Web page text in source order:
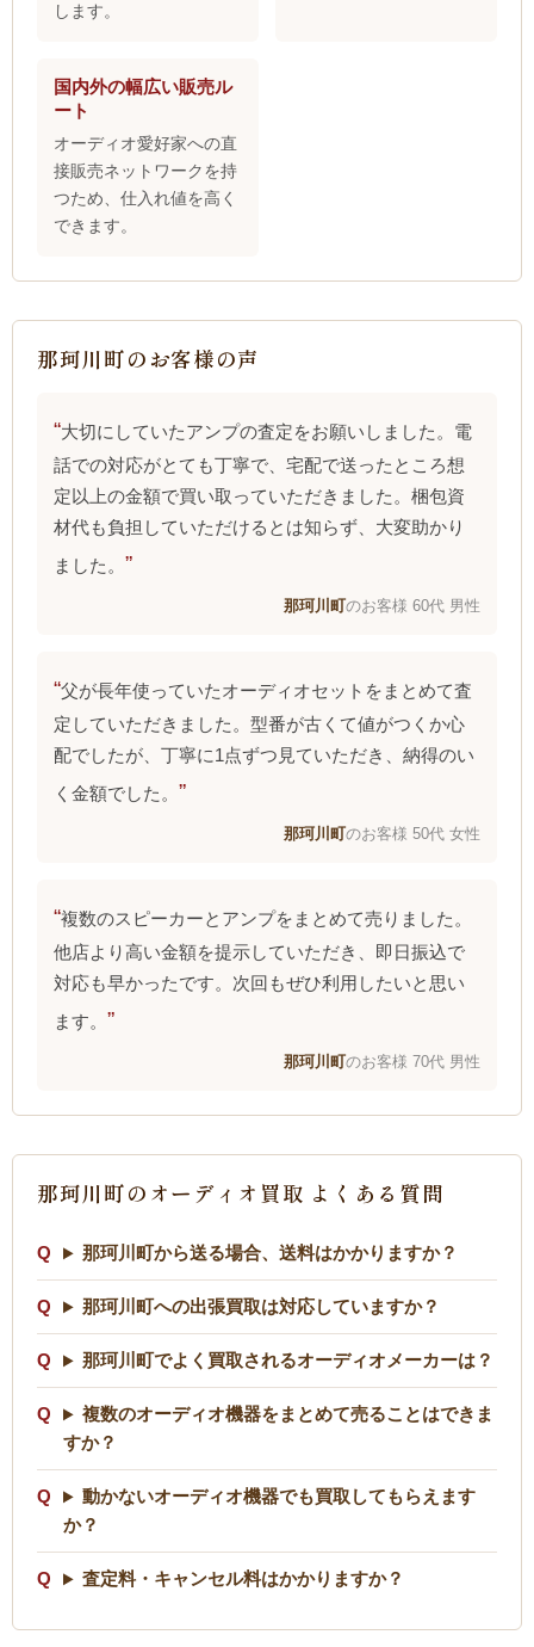
します。
国内外の幅広い販売ル
ート
オーディオ愛好家への直
接販売ネットワークを持
つため、仕入れ値を高く
できます。
那珂川町のお客様の声
大切にしていたアンプの査定をお願いしました。電
話での対応がとても丁寧で、宅配で送ったところ想
定以上の金額で買い取っていただきました。梱包資
材代も負担していただけるとは知らず、大変助かり
ました。
那珂川町のお客様 60代 男性
父が長年使っていたオーディオセットをまとめて査
定していただきました。型番が古くて値がつくか心
配でしたが、丁寧に1点ずつ見ていただき、納得のい
く金額でした。
那珂川町のお客様 50代 女性
複数のスピーカーとアンプをまとめて売りました。
他店より高い金額を提示していただき、即日振込で
対応も早かったです。次回もぜひ利用したいと思い
ます。
那珂川町のお客様 70代 男性
那珂川町のオーディオ買取 よくある質問
那珂川町から送る場合、送料はかかりますか？
那珂川町への出張買取は対応していますか？
那珂川町でよく買取されるオーディオメーカーは？
複数のオーディオ機器をまとめて売ることはできま
すか？
動かないオーディオ機器でも買取してもらえます
か？
査定料・キャンセル料はかかりますか？